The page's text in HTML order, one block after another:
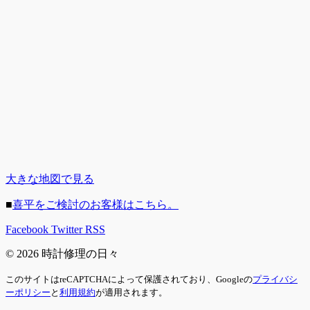
大きな地図で見る
■喜平をご検討のお客様はこちら。
Facebook Twitter RSS
© 2026 時計修理の日々
このサイトはreCAPTCHAによって保護されており、Googleのプライバシ
ーポリシー と 利用規約が適用されます。